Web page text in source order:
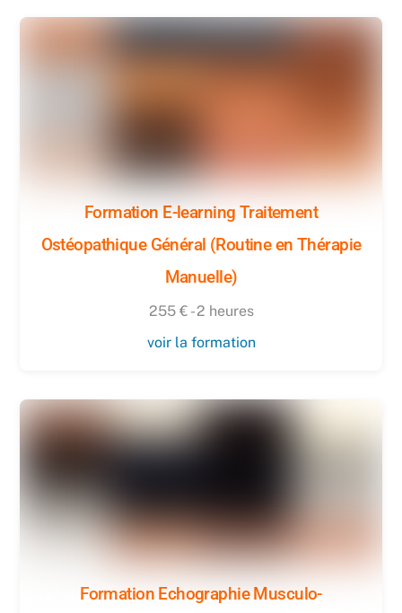
Formation E-learning Traitement
Ostéopathique Général (Routine en Thérapie
Manuelle)
255 € - 2 heures
voir la formation
Formation Echographie Musculo-